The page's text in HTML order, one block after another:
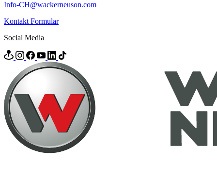
Info-CH@wackerneuson.com
Kontakt Formular
Social Media